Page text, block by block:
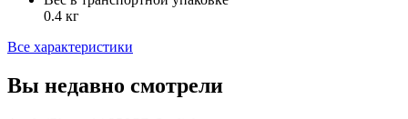
0.4 кг
Все характеристики
Вы недавно смотрели